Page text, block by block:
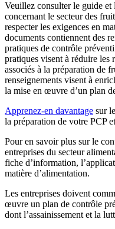
Veuillez consulter le guide
concernant le secteur des
respecter les exigences en
documents contiennent des
pratiques de contrôle
pratiques visent à réduire les
associés à la préparation de
renseignements visent à
la mise en œuvre d’un plan
Apprenez-en davantage sur
la préparation de votre PCP
Pour en savoir plus sur le
entreprises du secteur
fiche d’information,
matière d’alimentation.
Les entreprises doivent
œuvre un plan de contrôle
dont l’assainissement et la